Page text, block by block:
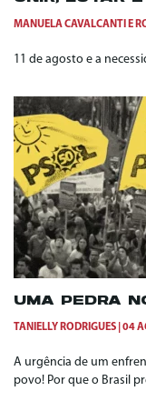
MANUELA CAVALCANTI E
11 de agosto e a
UMA PEDRA
TANIELLY RODRIGUES 04
A urgência de um
povo! Por que o Brasil